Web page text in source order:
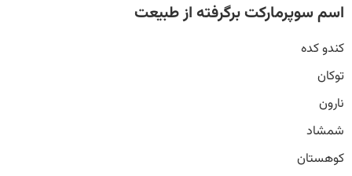
اسم سوپرمارکت برگرفته از طبیعت
کندو کده
توکان
نارون
شمشاد
کوهستان